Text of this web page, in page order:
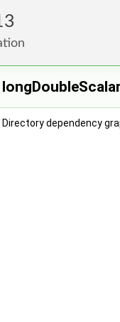
Foundation
Directory dependency